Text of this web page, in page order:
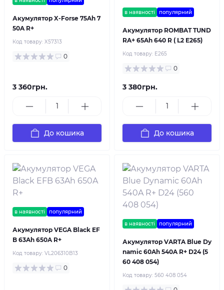
Акумулятор X-Forse 75Ah 7
50A R+
Код товару: X57313
0
3 360грн.
До кошика
в наявності популярний
Акумулятор ROMBAT TUND
RA+ 65Ah 640 R ( L2 E265)
Код товару: E265
0
3 380грн.
До кошика
в наявності популярний
Акумулятор VEGA Black EF
B 63Ah 650A R+
Код товару: VL206310B13
0
в наявності популярний
Акумулятор VARTA Blue Dy
namic 60Ah 540A R+ D24 (5
60 408 054)
Код товару: 560 408 054